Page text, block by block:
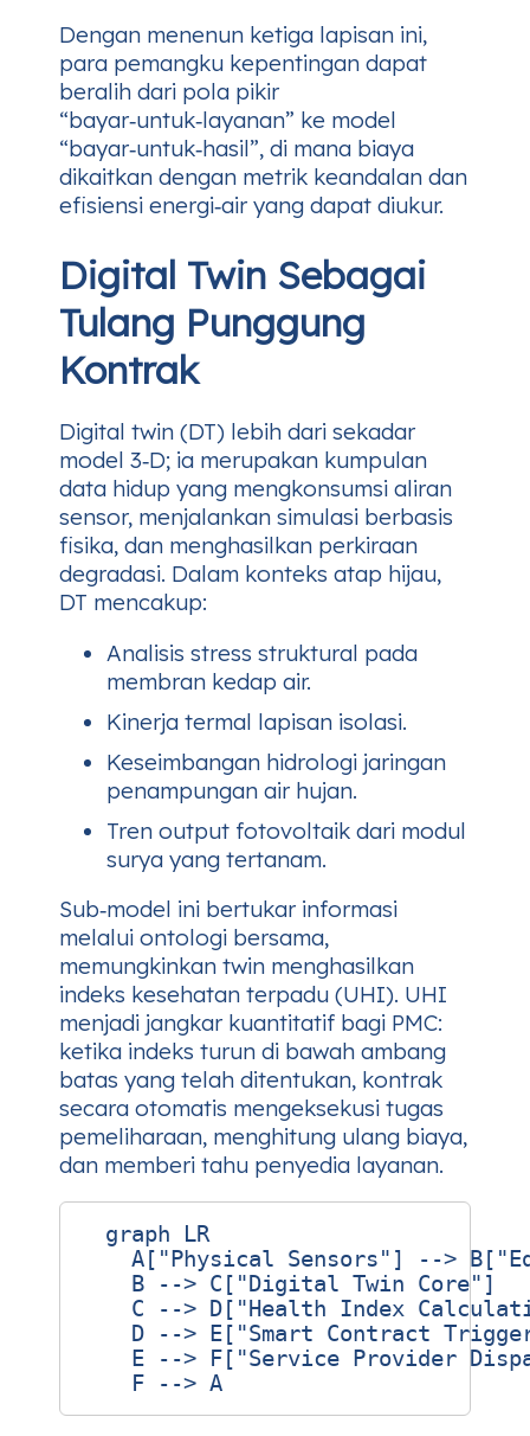
Dengan menenun ketiga lapisan ini,
para pemangku kepentingan dapat
beralih dari pola pikir
“bayar‑untuk‑layanan” ke model
“bayar‑untuk‑hasil”, di mana biaya
dikaitkan dengan metrik keandalan dan
efisiensi energi‑air yang dapat diukur.
Digital Twin Sebagai
Tulang Punggung
Kontrak
Digital twin (DT) lebih dari sekadar
model 3‑D; ia merupakan kumpulan
data hidup yang mengkonsumsi aliran
sensor, menjalankan simulasi berbasis
fisika, dan menghasilkan perkiraan
degradasi. Dalam konteks atap hijau,
DT mencakup:
Analisis stress struktural pada
membran kedap air.
Kinerja termal lapisan isolasi.
Keseimbangan hidrologi jaringan
penampungan air hujan.
Tren output fotovoltaik dari modul
surya yang tertanam.
Sub‑model ini bertukar informasi
melalui ontologi bersama,
memungkinkan twin menghasilkan
indeks kesehatan terpadu (UHI). UHI
menjadi jangkar kuantitatif bagi PMC:
ketika indeks turun di bawah ambang
batas yang telah ditentukan, kontrak
secara otomatis mengeksekusi tugas
pemeliharaan, menghitung ulang biaya,
dan memberi tahu penyedia layanan.
  graph LR
A["Physical Sensors"] -->
    B --> C["Digital Twin Core"]
C --> D["Health Index
D --> E["Smart Contract
E --> F["Service Provider